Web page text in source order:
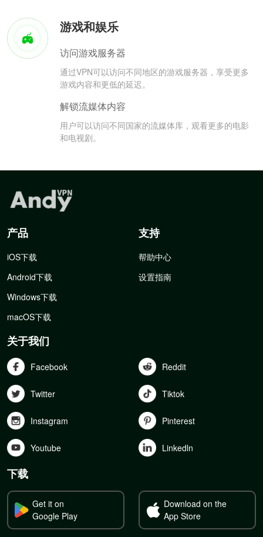
游戏和娱乐
访问游戏服务器
通过VPN可以访问不同地区的游戏服务器，享受更多
游戏内容和更低的延迟。
解锁流媒体内容
用户可以访问不同国家的流媒体库，观看更多的电影
和电视剧。
产品
iOS下载
Android下载
Windows下载
macOS下载
支持
帮助中心
设置指南
关于我们
Facebook Reddit
Twitter Tiktok
Instagram Pinterest
Youtube Linkedln
下载
Get it on
Google Play
Download on the
App Store